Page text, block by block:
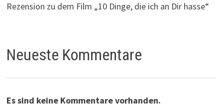
Rezension zu dem Film „10 Dinge, die ich an Dir hasse“
Neueste Kommentare
Es sind keine Kommentare vorhanden.